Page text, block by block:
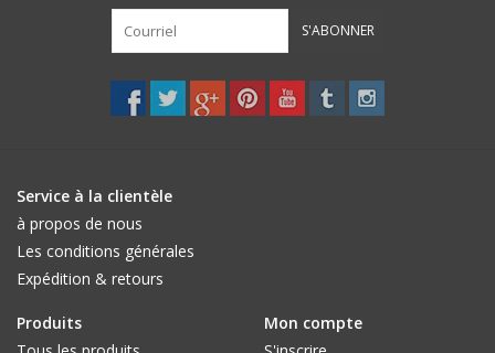
S'ABONNER
Service à la clientèle
à propos de nous
Les conditions générales
Expédition & retours
Produits
Mon compte